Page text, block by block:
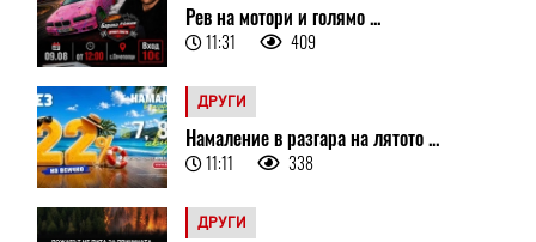
Рев на мотори и голямо ...
11:31 409
ДРУГИ
Намаление в разгара на лятото ...
11:11 338
ДРУГИ